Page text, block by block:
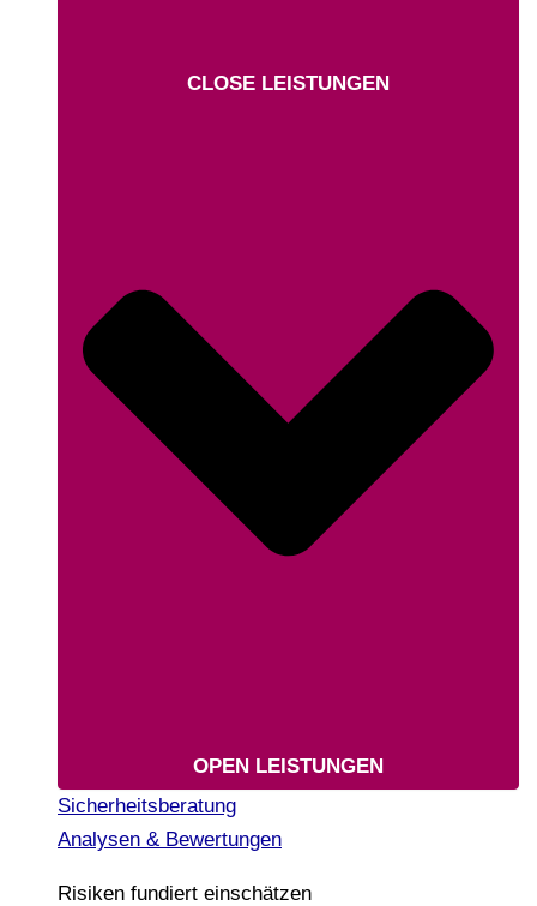
CLOSE LEISTUNGEN
OPEN LEISTUNGEN
Sicherheitsberatung
Analysen & Bewertungen
Risiken fundiert einschätzen